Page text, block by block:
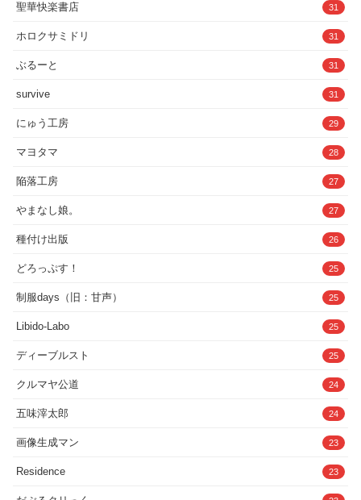
聖華快楽書店 31
ホロクサミドリ 31
ぶるーと 31
survive 31
にゅう工房 29
マヨタマ 28
陥落工房 27
やまなし娘。 27
種付け出版 26
どろっぷす！ 25
制服days（旧：甘声） 25
Libido-Labo 25
ディーブルスト 25
クルマヤ公道 24
五味滓太郎 24
画像生成マン 23
Residence 23